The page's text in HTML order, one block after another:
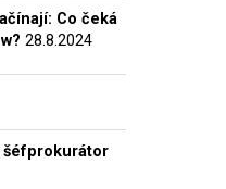
Co čeká
28.8.2024
šéfprokurátor